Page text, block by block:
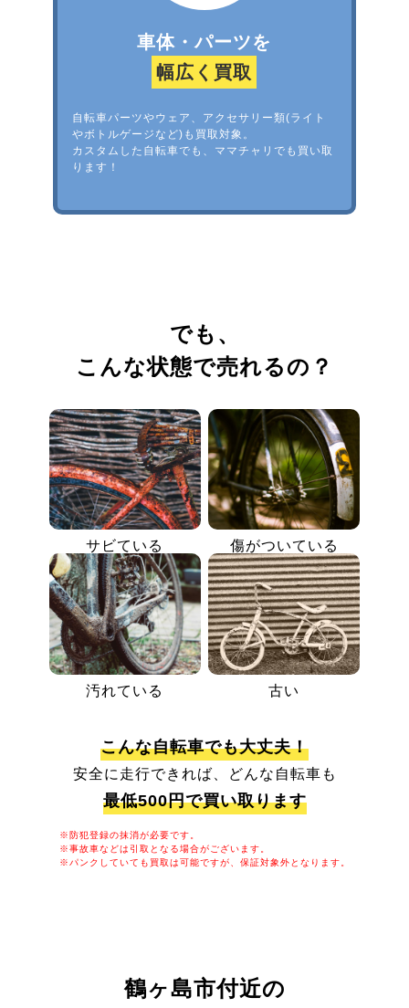
車体・パーツを
幅広く買取
自転車パーツやウェア、アクセサリー類(ライト
やボトルゲージなど)も買取対象。
カスタムした自転車でも、ママチャリでも買い取
ります！
でも、
こんな状態で売れるの？
サビている 傷がついている
汚れている 古い
こんな自転車でも大丈夫！
安全に走行できれば、どんな自転車も
最低500円で買い取ります
※防犯登録の抹消が必要です。
※事故車などは引取となる場合がございます。
※パンクしていても買取は可能ですが、保証対象外となります。
鶴ヶ島市付近の